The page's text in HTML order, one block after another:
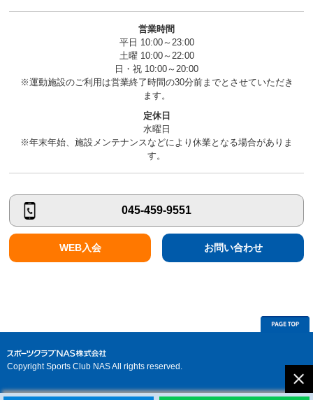
営業時間
平日 10:00～23:00
土曜 10:00～22:00
日・祝 10:00～20:00
※運動施設のご利用は営業終了時間の30分前までとさせていただき
ます。
定休日
水曜日
※年末年始、施設メンテナンスなどにより休業となる場合がありま
す。
045-459-9551
WEB入会 お問い合わせ
Copyright Sports Club NAS All rights reserved.